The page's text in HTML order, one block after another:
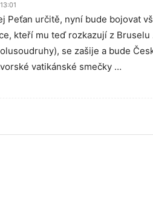
Peťan určitě, nyní bude bojovat
kteří mu teď rozkazují z
se zašije a bude
vatikánské smečky …